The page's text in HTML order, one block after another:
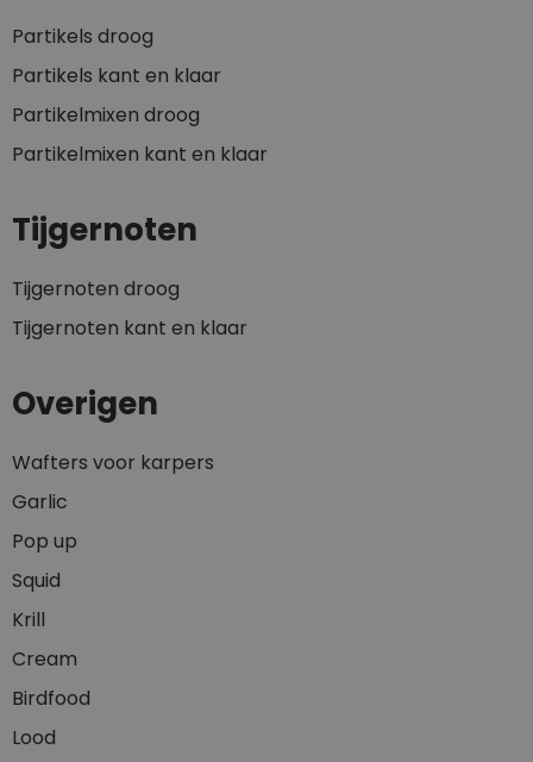
Partikels droog
Partikels kant en klaar
Partikelmixen droog
Partikelmixen kant en klaar
Tijgernoten
Tijgernoten droog
Tijgernoten kant en klaar
Overigen
Wafters voor karpers
Garlic
Pop up
Squid
Krill
Cream
Birdfood
Lood